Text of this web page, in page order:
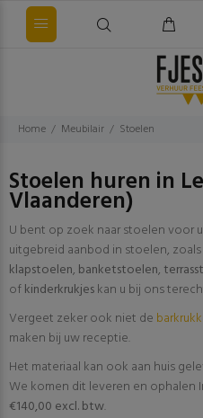
Home Meubilair Stoelen
Stoelen huren in
Vlaanderen)
U bent op zoek naar stoelen voor
uitgebreid aanbod in stoelen, zoals
klapstoelen, banketstoelen,
ofkinderkrukjeskan u bij ons
Vergeet zeker ook niet de
maken bij uw receptie.
Het materiaal kan ook aan huis
We komen dit leveren en ophalen
€140,00 excl. btw.